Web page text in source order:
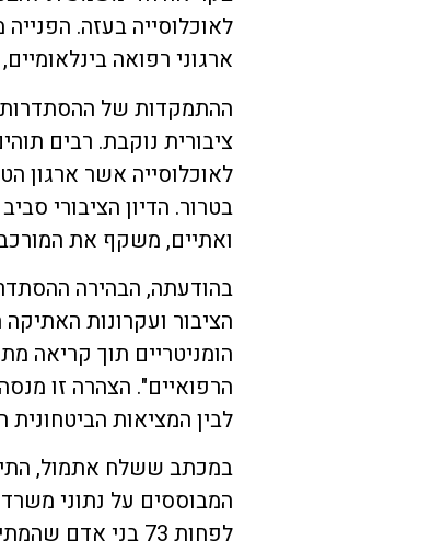
לאוכלוסייה בעזה.
ארגוני רפואה
ההתמקדות של ההסתדרות
ציבורית נוקבת. רבים
לאוכלוסייה אשר ארגון
בטרור. הדיון הציבורי
ואתיים, משקף את
בהודעתה, הבהירה
הציבור ועקרונות
הומניטריים תוך קריאה
הרפואיים". הצהרה זו
לבין המציאות
במכתב ששלח אתמול,
המבוססים על נתוני
לפחות 73 בני